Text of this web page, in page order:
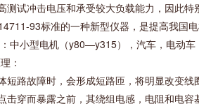
测试冲击电压和承受较大负载能力，因此
93标准的一种新型仪器，是提高我国
中小型电机（y80—y315），汽车，电动车
：
短路故障时，会形成短路匝，将明显改变
击穿而暴露之前，其绕组电感，电阻和电